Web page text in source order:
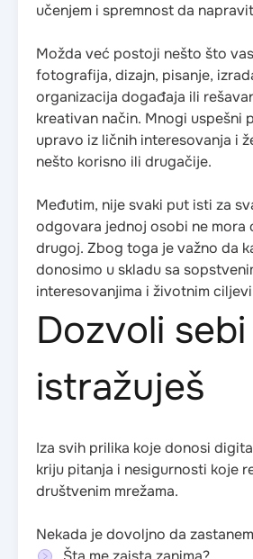
učenjem i spremnost da
Možda već postoji nešto što
fotografija, dizajn, pisanje,
organizacija događaja ili
kreativan način. Mnogi uspešni
upravo iz ličnih interesovanja i
nešto korisno ili drugačije.
Međutim, nije svaki put isti za
odgovara jednoj osobi ne mora
drugoj. Zbog toga je važno da
donosimo u skladu sa
interesovanjima i životnim
Dozvoli
istražuješ
Iza svih prilika koje donosi
kriju pitanja i nesigurnosti koje
društvenim mrežama.
Nekada je dovoljno da